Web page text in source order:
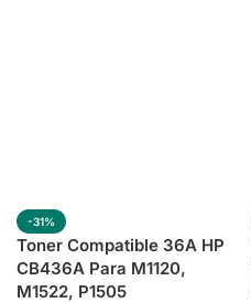
-31%
Toner Compatible 36A HP
CB436A Para M1120,
M1522, P1505